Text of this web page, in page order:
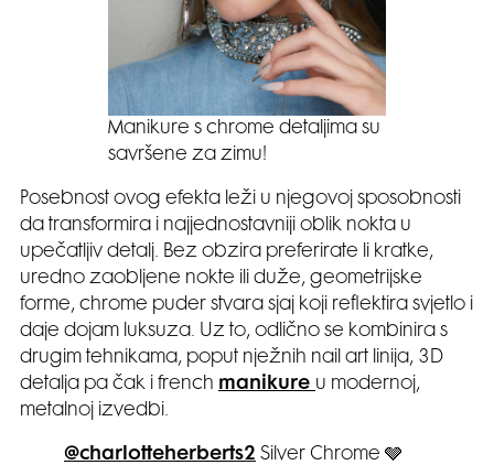
Manikure s chrome detaljima su
savršene za zimu!
Posebnost ovog efekta leži u njegovoj sposobnosti
da transformira i najjednostavniji oblik nokta u
upečatljiv detalj. Bez obzira preferirate li kratke,
uredno zaobljene nokte ili duže, geometrijske
forme, chrome puder stvara sjaj koji reflektira svjetlo i
daje dojam luksuza. Uz to, odlično se kombinira s
drugim tehnikama, poput nježnih nail art linija, 3D
detalja pa čak i french manikure u modernoj,
metalnoj izvedbi.
@charlotteherberts2 Silver Chrome 🩶